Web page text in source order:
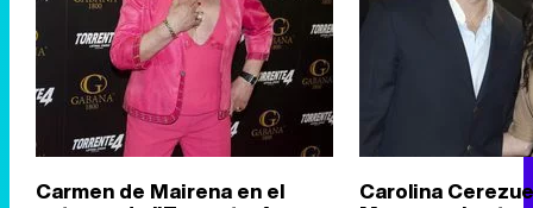
Carmen de Mairena en el Carolina